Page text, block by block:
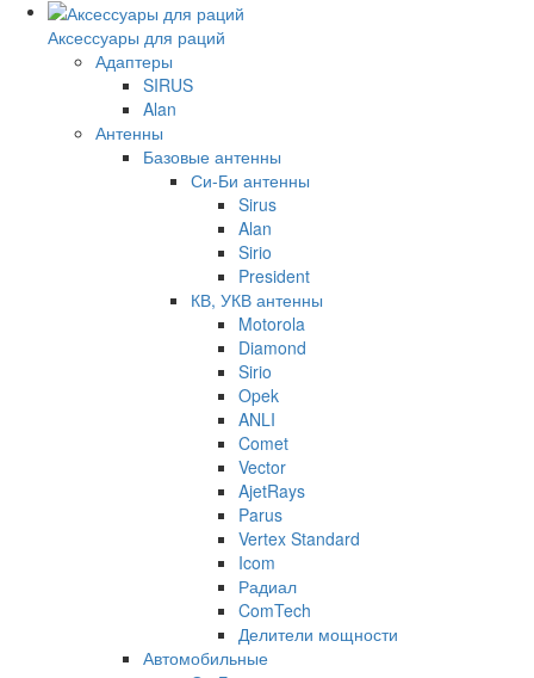
Аксессуары для раций
Адаптеры
SIRUS
Alan
Антенны
Базовые антенны
Си-Би антенны
Sirus
Alan
Sirio
President
КВ, УКВ антенны
Motorola
Diamond
Sirio
Opek
ANLI
Comet
Vector
AjetRays
Parus
Vertex Standard
Icom
Радиал
ComTech
Делители мощности
Автомобильные